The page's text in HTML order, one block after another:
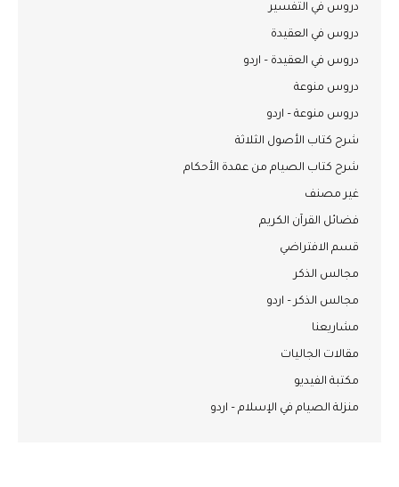
دروس في التفسير
دروس في العقيدة
دروس في العقيدة – اردو
دروس منوعة
دروس منوعة – اردو
شرح كتاب الأصول الثلاثة
شرح كتاب الصيام من عمدة الأحكام
غير مصنف
فضائل القرآن الكريم
قسم الافتراضي
مجالس الذكر
مجالس الذكر – اردو
مشاريعنا
مقالات الجاليات
مكتبة الفيديو
منزلة الصيام في الإسلام – اردو